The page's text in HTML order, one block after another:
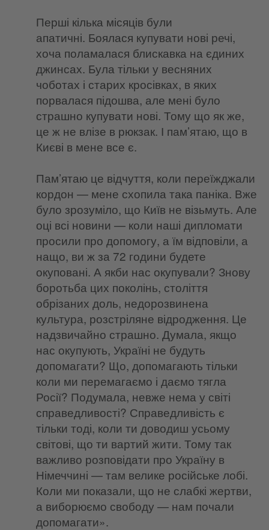
Перші кілька місяців були
апатичні. Боялася купувати нові речі,
хоча поламалася блискавка на єдиних
джинсах. Була тільки у весняних
чоботах і старих кросівках, в яких
порвалася підошва, але мені було
страшно купувати нові. Тому що як же,
це ж не влізе в рюкзак. І пам’ятаю, що в
Києві в мене все є.
Пам’ятаю це відчуття, коли переїжджали
кордон — мене схопила така паніка. Вже
було зрозуміло, що Київ не візьмуть. Але
оці всі новини — коли наші дипломати
просили про допомогу, а їм відповіли, а
нащо, ви ж за 72 години будете
окуповані. А якби нас окупували? Знову
боротьба цих поколінь, століття
обрізаних доль, недорозвинена
культура, розстріляне відродження. Це
надзвичайно страшно. Думала, якщо
нас окупують, Україні не будуть
допомагати? Що, допомагають тільки
коли ми перемагаємо і даємо тягла
Росії? Подумала, невже нема у світі
справедливості? Справедливість є
тільки тоді, коли ти доводиш усьому
світові, що ти вартий жити. Тому так
важливо розповідати про Україну в
Німеччині — там велике російське лобі.
Коли ми показали, що не слабкі жертви,
а виборюємо свободу — нам почали
допомагати».